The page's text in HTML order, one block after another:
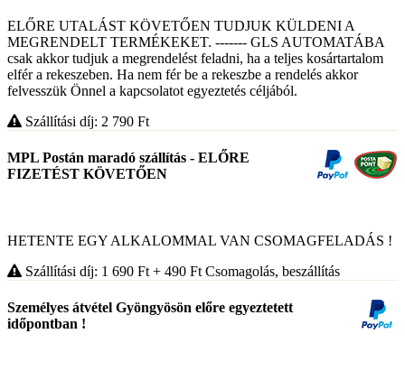
ELŐRE UTALÁST KÖVETŐEN TUDJUK KÜLDENI A
MEGRENDELT TERMÉKEKET. ------- GLS AUTOMATÁBA
csak akkor tudjuk a megrendelést feladni, ha a teljes kosártartalom
elfér a rekeszeben. Ha nem fér be a rekeszbe a rendelés akkor
felvesszük Önnel a kapcsolatot egyeztetés céljából.
Szállítási díj: 2 790 Ft
MPL Postán maradó szállítás - ELŐRE
FIZETÉST KÖVETŐEN
HETENTE EGY ALKALOMMAL VAN CSOMAGFELADÁS !
Szállítási díj: 1 690 Ft + 490 Ft Csomagolás, beszállítás
Személyes átvétel Gyöngyösön előre egyeztetett
időpontban !